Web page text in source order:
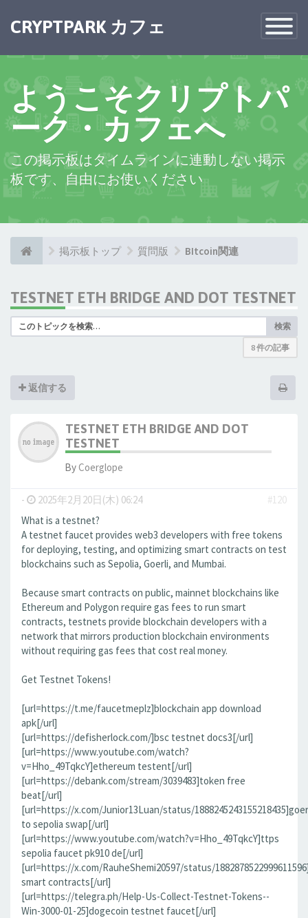
Toggle
CRYPTPARK カフェ ×
ようこそクリプトパ
ーク・カフェへ
この掲示板はタイムラインに連動しない掲示
板です、自由にお使いください
掲示板トップ 質問版 BItcoin関連
TESTNET ETH BRIDGE AND DOT TESTNET
検索
8 件の記事
返信する
TESTNET ETH BRIDGE AND DOT
TESTNET
ByCoerglope
- 2025年2月20日(木) 06:24
#120
What is a testnet?
A testnet faucet provides web3 developers with free tokens
for deploying, testing, and optimizing smart contracts on test
blockchains such as Sepolia, Goerli, and Mumbai.
Because smart contracts on public, mainnet blockchains like
Ethereum and Polygon require gas fees to run smart
contracts, testnets provide blockchain developers with a
network that mirrors production blockchain environments
without requiring gas fees that cost real money.
Get Testnet Tokens!
[url=https://t.me/faucetmeplz]blockchain app download
apk[/url]
[url=https://defisherlock.com/]bsc testnet docs3[/url]
[url=https://www.youtube.com/watch?
v=Hho_49TqkcY]ethereum testent[/url]
[url=https://debank.com/stream/3039483]token free
beat[/url]
[url=https://x.com/Junior13Luan/status/
to sepolia swap[/url]
[url=https://www.youtube.com/watch?v=Hho_49TqkcY]ttps
sepolia faucet pk910 de[/url]
[url=https://x.com/RauheShemi20597/status/
smart contracts[/url]
[url=https://telegra.ph/Help-Us-Collect-Testnet-Tokens--
Win-3000-01-25]dogecoin testnet faucet[/url]